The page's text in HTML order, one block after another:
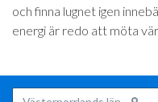
och finna lugnet igen
energi är redo att möta